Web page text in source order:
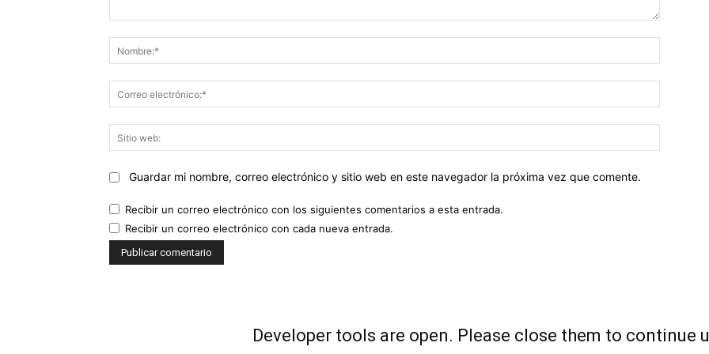
web:
Guardar mi nombre, correo electrónico y sitio web en este navegador la próxima vez que comente.
Recibir un correo electrónico con los siguientes comentarios a esta entrada.
Recibir un correo electrónico con cada nueva entrada.